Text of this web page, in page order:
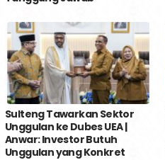
Sulteng Tawarkan Sektor
Unggulan ke Dubes UEA |
Anwar: Investor Butuh
Unggulan yang Konkret